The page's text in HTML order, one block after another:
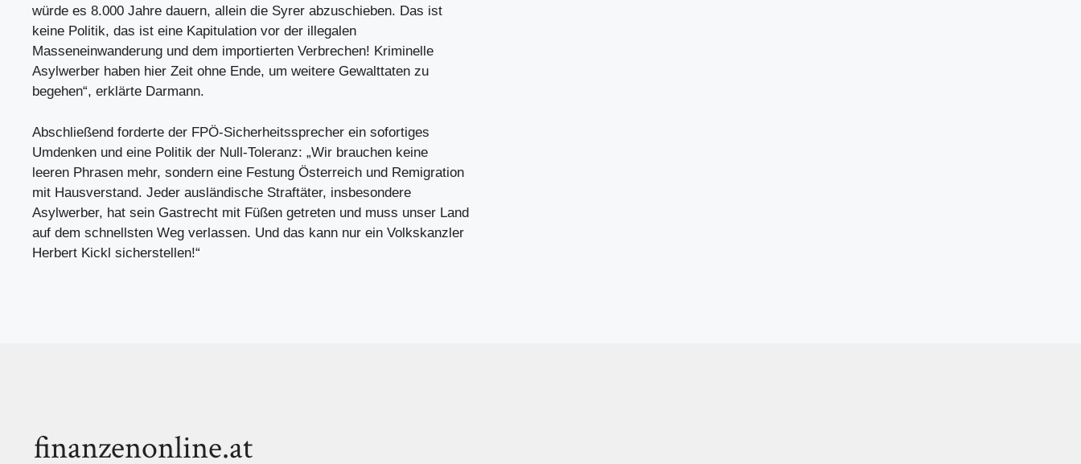
würde es 8.000 Jahre dauern, allein die Syrer abzuschieben. Das ist
keine Politik, das ist eine Kapitulation vor der illegalen
Masseneinwanderung und dem importierten Verbrechen! Kriminelle
Asylwerber haben hier Zeit ohne Ende, um weitere Gewalttaten zu
begehen“, erklärte Darmann.
Abschließend forderte der FPÖ-Sicherheitssprecher ein sofortiges
Umdenken und eine Politik der Null-Toleranz: „Wir brauchen keine
leeren Phrasen mehr, sondern eine Festung Österreich und Remigration
mit Hausverstand. Jeder ausländische Straftäter, insbesondere
Asylwerber, hat sein Gastrecht mit Füßen getreten und muss unser Land
auf dem schnellsten Weg verlassen. Und das kann nur ein Volkskanzler
Herbert Kickl sicherstellen!“
finanzenonline.at